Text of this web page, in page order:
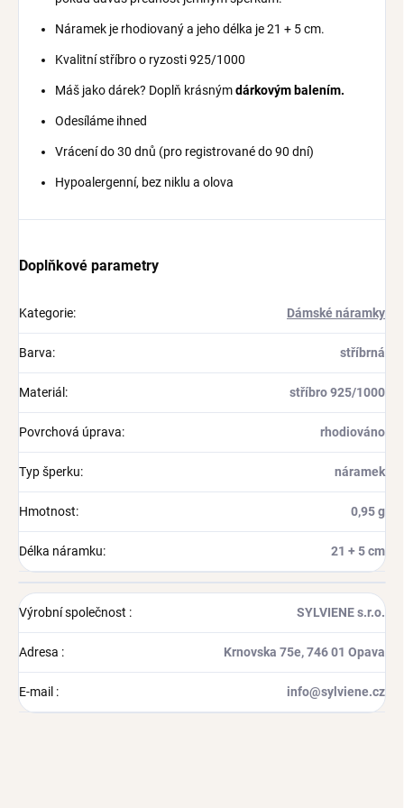
Náramek je rhodiovaný a jeho délka je 21 + 5 cm.
Kvalitní stříbro o ryzosti 925/1000
Máš jako dárek? Doplň krásnýmdárkovým balením.
Odesíláme ihned
Vrácení do 30 dnů (pro registrované do 90 dní)
Hypoalergenní, bez niklu a olova
Doplňkové parametry
Kategorie: Dámské náramky
Barva: stříbrná
Materiál : stříbro 925/1000
Povrchová úprava: rhodiováno
Typ šperku: náramek
Hmotnost: 0,95 g
Délka náramku: 21 + 5 cm
Výrobní společnost : SYLVIENE s.r.o.
Adresa : Krnovska 75e, 746 01 Opava
E-mail : info@sylviene.cz